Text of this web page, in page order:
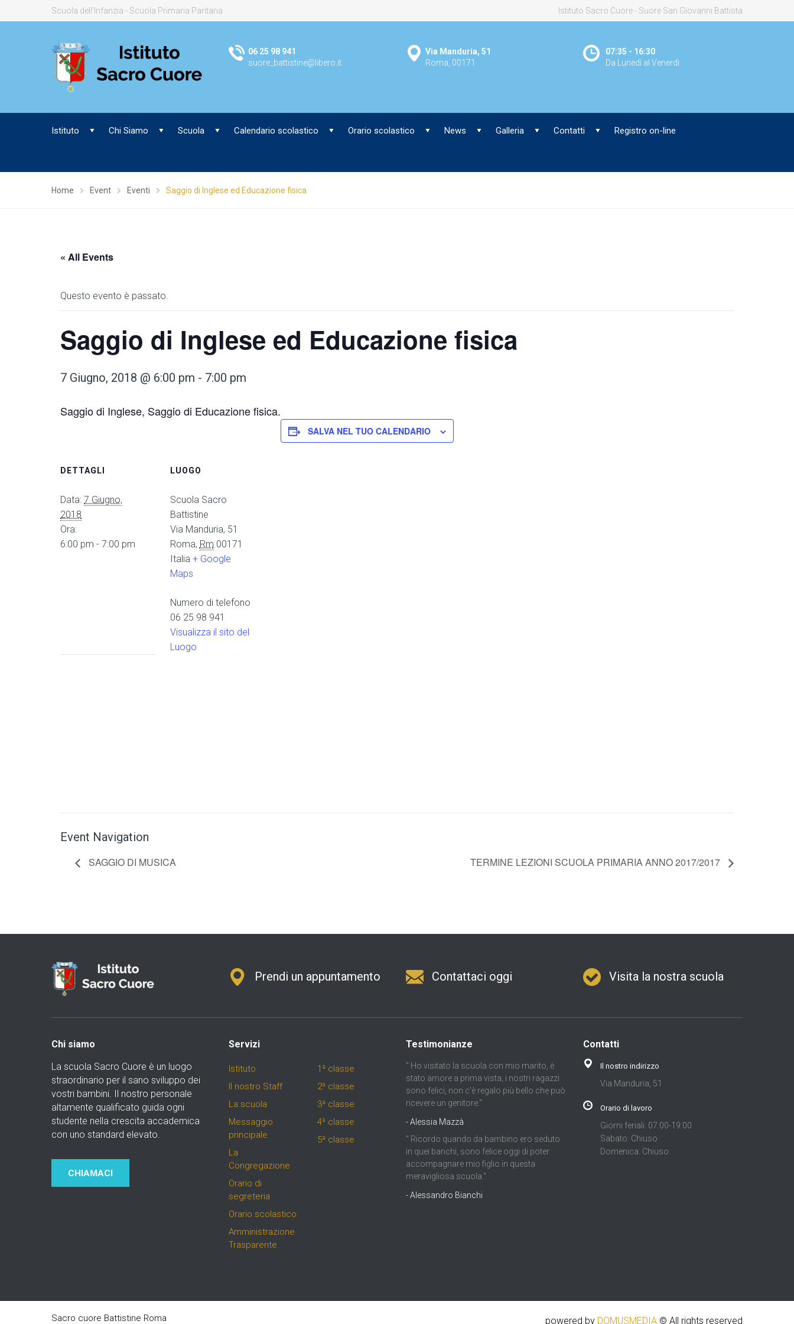
Scuola dell'Infanzia - Scuola Primaria Paritaria Istituto Sacro Cuore - Suore San Giovanni Battista
06 25 98 941
suore_battistine@libero.it
Via Manduria, 51
Roma, 00171
07:35 - 16:30
Da Lunedì al Venerdì
Istituto Chi Siamo Scuola Calendario scolastico Orario scolastico News Galleria Contatti Registro on-line
Home Event Eventi Saggio di Inglese ed Educazione fisica
« All Events
Questo evento è passato.
Saggio di Inglese ed Educazione fisica
7 Giugno, 2018 @ 6:00 pm - 7:00 pm
Saggio di Inglese, Saggio di Educazione fisica.
SALVA NEL TUO CALENDARIO
DETTAGLI
Data: 7 Giugno,
2018
Ora:
6:00 pm - 7:00 pm
LUOGO
Scuola Sacro
Battistine
Via Manduria, 51
Roma, Rm 00171
Italia + Google
Maps
Numero di telefono
06 25 98 941
Visualizza il sito del
Luogo
Event Navigation
SAGGIO DI MUSICA TERMINE LEZIONI SCUOLA PRIMARIA ANNO 2017/2017
Prendi un appuntamento Contattaci oggi Visita la nostra scuola
Chi siamo
La scuola Sacro Cuore è un luogo
straordinario per il sano sviluppo dei
vostri bambini. Il nostro personale
altamente qualificato guida ogni
studente nella crescita accademica
con uno standard elevato.
CHIAMACI
Servizi
Istituto
Il nostro Staff
La scuola
Messaggio
principale
La
Congregazione
Orario di
segreteria
Orario scolastico
Amministrazione
Trasparente
1ª classe
2ª classe
3ª classe
4ª classe
5ª classe
Testimonianze
" Ho visitato la scuola con mio marito, è
stato amore a prima vista, i nostri ragazzi
sono felici, non c'è regalo più bello che può
ricevere un genitore."
- Alessia Mazzà
" Ricordo quando da bambino ero seduto
in quei banchi, sono felice oggi di poter
accompagnare mio figlio in questa
meravigliosa scuola."
- Alessandro Bianchi
Contatti
Il nostro indirizzo
Via Manduria, 51
Orario di lavoro
Giorni feriali: 07:00-19:00
Sabato: Chiuso
Domenica: Chiuso
Sacro cuore Battistine Roma powered by DOMUSMEDIA © All rights reserved